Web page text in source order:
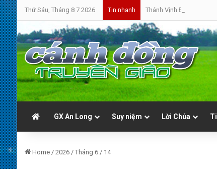
Thứ Sáu, Tháng 8 7 2026 Tin nhanh Thánh Vịnh Đáp Ca |
GX An Long Suy niệm Lời Chúa
Home / 2026 / Tháng 6 / 14